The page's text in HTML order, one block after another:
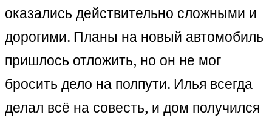
оказались действительно сложными и
дорогими. Планы на новый автомобиль
пришлось отложить, но он не мог
бросить дело на полпути. Илья всегда
делал всё на совесть, и дом получился